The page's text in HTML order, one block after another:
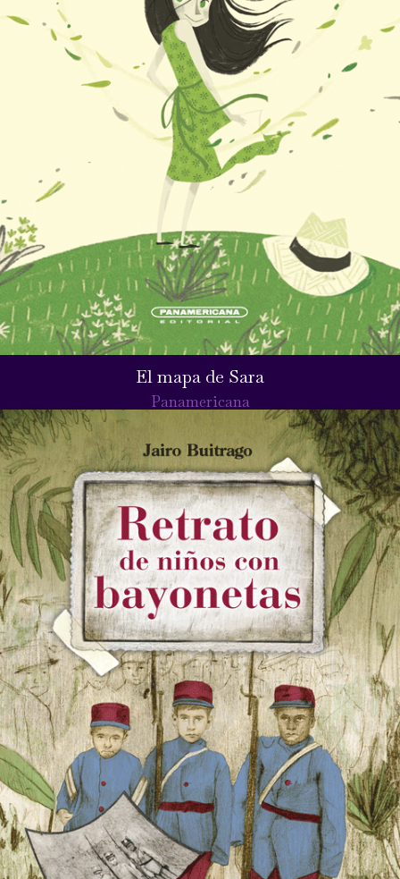
El mapa de Sara
Panamericana